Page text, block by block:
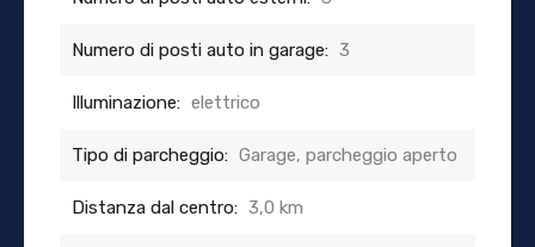
Numero di posti auto in garage: 3
Illuminazione: elettrico
Tipo di parcheggio: Garage, parcheggio aperto
Distanza dal centro: 3,0 km